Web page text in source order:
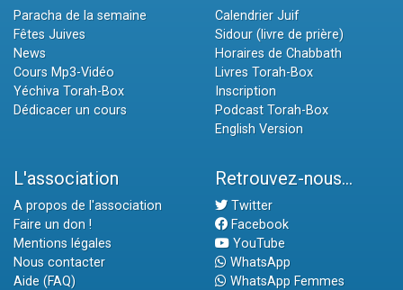
Paracha de la semaine
Fêtes Juives
News
Cours Mp3-Vidéo
Yéchiva Torah-Box
Dédicacer un cours
Calendrier Juif
Sidour (livre de prière)
Horaires de Chabbath
Livres Torah-Box
Inscription
Podcast Torah-Box
English Version
L'association
A propos de l'association
Faire un don !
Mentions légales
Nous contacter
Aide (FAQ)
Retrouvez-nous...
Twitter
Facebook
YouTube
WhatsApp
WhatsApp Femmes